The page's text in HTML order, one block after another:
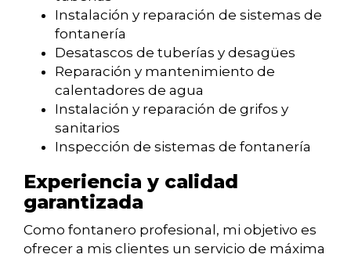
Instalación y reparación de sistemas de
fontanería
Desatascos de tuberías y desagües
Reparación y mantenimiento de
calentadores de agua
Instalación y reparación de grifos y
sanitarios
Inspección de sistemas de fontanería
Experiencia y calidad
garantizada
Como fontanero profesional, mi objetivo es
ofrecer a mis clientes un servicio de máxima